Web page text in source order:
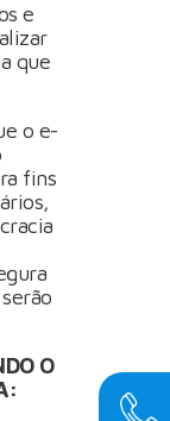
e
que
o e-
fins
O